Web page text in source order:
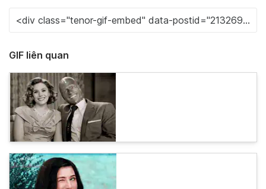
GIF liên quan